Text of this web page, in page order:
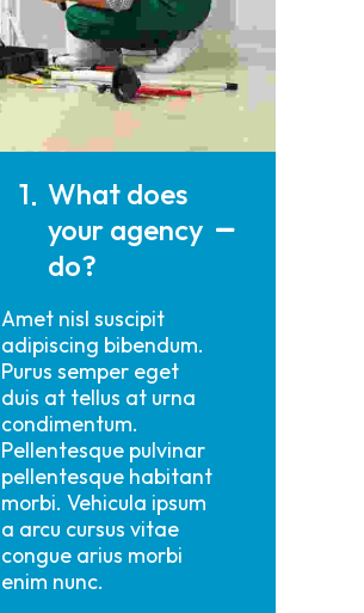
1 What does
your agency
do?
Amet nisl suscipit
adipiscing bibendum.
Purus semper eget
duis at tellus at urna
condimentum.
Pellentesque pulvinar
pellentesque habitant
morbi. Vehicula ipsum
a arcu cursus vitae
congue arius morbi
enim nunc.